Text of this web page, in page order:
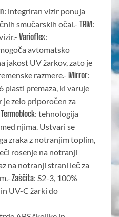
: integriran vizir ponuja
smučarskih očal.- TRM:
Varioflex:
avtomatsko
jakost UV žarkov, zato je
razmere.- Mirror:
plasti premaza, ki varuje
je zelo priporočen za
Termoblock: tehnologija
njima. Ustvari se
zraka z notranjim toplim,
rosenje na notranji
na notranji strani leč za
Zaščita: S2-3, 100%
UV-C žarki do